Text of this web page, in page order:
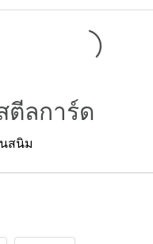
ตีลการ์ด
สนิม